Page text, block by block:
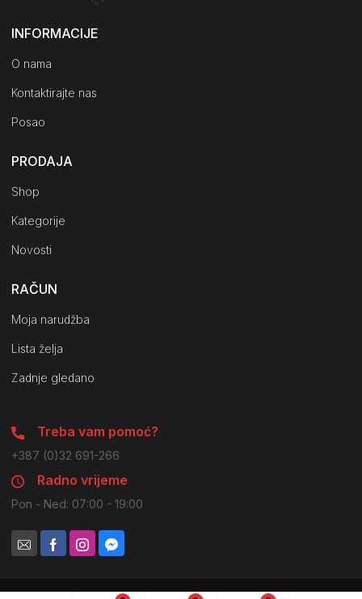
INFORMACIJE
O nama
Kontaktirajte nas
Posao
PRODAJA
Shop
Kategorije
Novosti
RAČUN
Moja narudžba
Lista želja
Zadnje gledano
Treba vam pomoć?
+387 (0)32 691-266
Radno vrijeme
Pon - Ned: 07:00 - 19:00